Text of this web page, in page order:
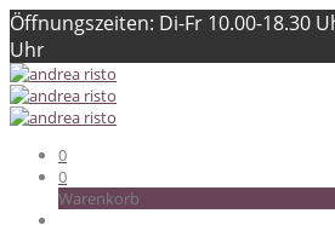
Öffnungszeiten: Di-Fr 10.00-18.30
Uhr
0
0
Warenkorb